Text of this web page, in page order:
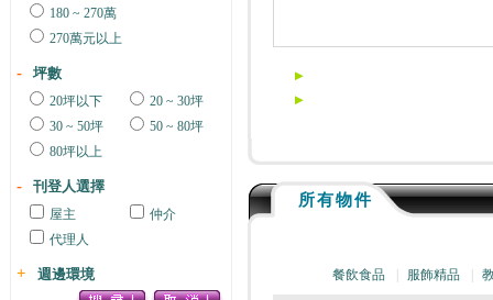
180 ~ 270萬
270萬元以上
坪數
20坪以下
20 ~ 30坪
30 ~ 50坪
50 ~ 80坪
80坪以上
刊登人選擇
屋主
仲介
代理人
週邊環境
所有物件
餐飲食品 服飾精品